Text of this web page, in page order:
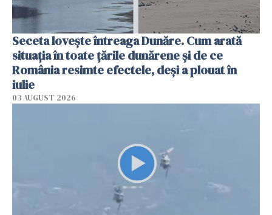
Seceta lovește întreaga Dunăre. Cum arată
situația în toate țările dunărene și de ce
România resimte efectele, deși a plouat în
iulie
03 AUGUST 2026